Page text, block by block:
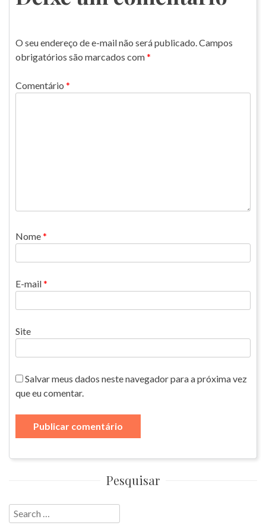
O seu endereço de e-mail não será publicado.Campos
obrigatórios são marcados com*
Comentário *
Nome*
E-mail*
Site
Salvar meus dados neste navegador para a próxima vez
que eu comentar.
Pesquisar
Search
for: